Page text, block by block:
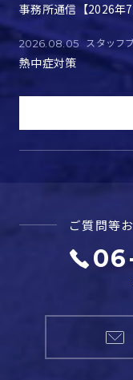
事務所通信【2026年7
2026.08.05 スタッフ
熱中症対策
ご質問等